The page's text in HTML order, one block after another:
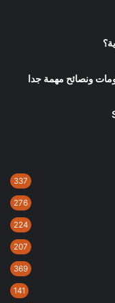
ونصائح مهمة جدا
337
276
224
207
369
141